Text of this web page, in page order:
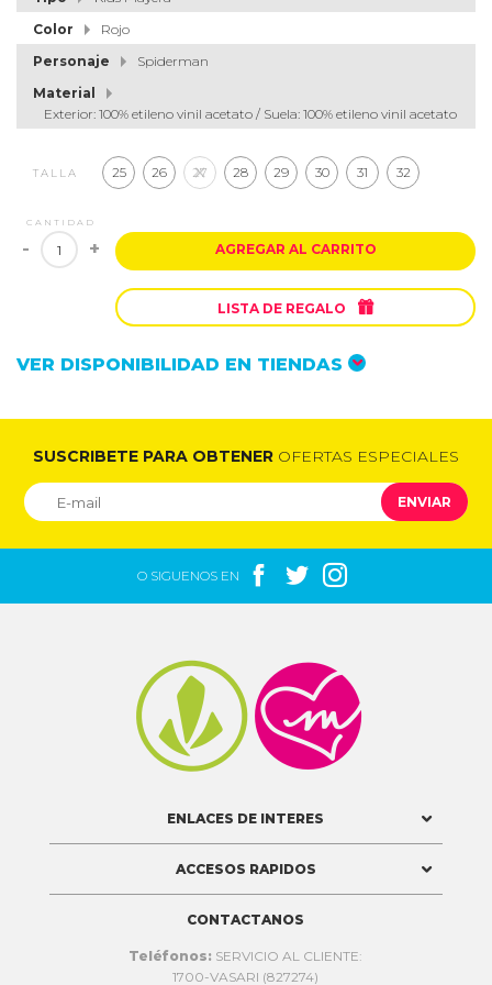
Color
Rojo
Personaje
Spiderman
Material
Exterior: 100% etileno vinil acetato / Suela: 100% etileno vinil acetato
TALLA 25 26 27 28 29 30 31 32
CANTIDAD
- + AGREGAR AL CARRITO
LISTA DE REGALO 
VER DISPONIBILIDAD EN TIENDAS
SUSCRIBETE PARA OBTENER OFERTAS ESPECIALES
ENVIAR
O SIGUENOS EN   

ENLACES DE INTERES
ACCESOS RAPIDOS
CONTACTANOS
Teléfonos: SERVICIO AL CLIENTE:
1700-VASARI (827274)